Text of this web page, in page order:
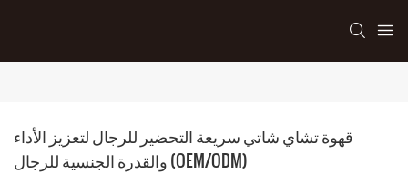
قهوة تشاي شاتي سريعة التحضير للرجال لتعزيز الأداء
والقدرة الجنسية للرجال (OEM/ODM)